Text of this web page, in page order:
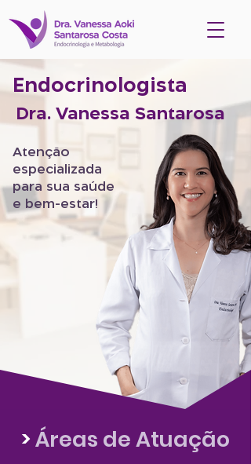
Endocrinologista
Dra. Vanessa Santarosa
Atenção
especializada
para sua saúde
e bem-estar!
>Áreas de Atuação